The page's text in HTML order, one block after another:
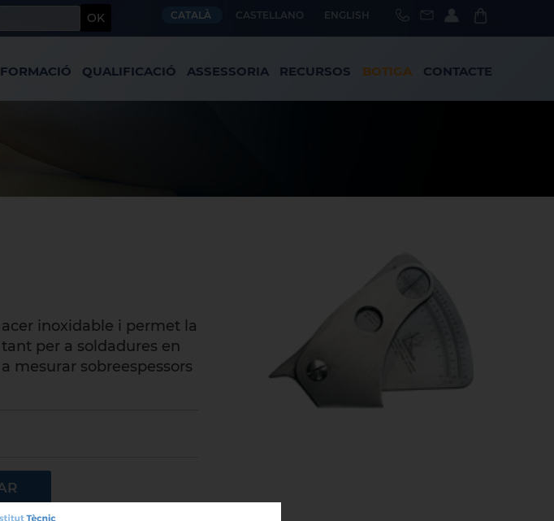
OK CATALÀ CASTELLANO ENGLISH
FORMACIÓ QUALIFICACIÓ ASSESSORIA RECURSOS BOTIGA CONTACTE
inoxidable i permet la
per a soldadures en
mesurar sobreespessors